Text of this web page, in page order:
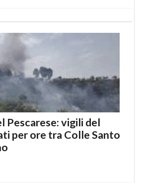
Pescarese: vigili del
per ore tra Colle Santo